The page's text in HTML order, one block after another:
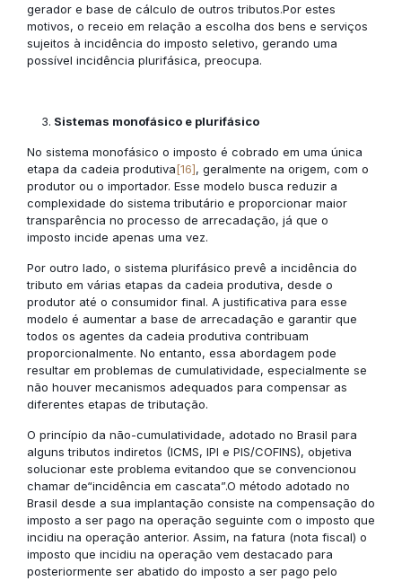
gerador e base de cálculo de outros tributos.Por estes
motivos, o receio em relação a escolha dos bens e serviços
sujeitos à incidência do imposto seletivo, gerando uma
possível incidência plurifásica, preocupa.
Sistemas monofásico e plurifásico
No sistema monofásico o imposto é cobrado em uma única
etapa da cadeia produtiva[16], geralmente na origem, com o
produtor ou o importador. Esse modelo busca reduzir a
complexidade do sistema tributário e proporcionar maior
transparência no processo de arrecadação, já que o
imposto incide apenas uma vez.
Por outro lado, o sistema plurifásico prevê a incidência do
tributo em várias etapas da cadeia produtiva, desde o
produtor até o consumidor final. A justificativa para esse
modelo é aumentar a base de arrecadação e garantir que
todos os agentes da cadeia produtiva contribuam
proporcionalmente. No entanto, essa abordagem pode
resultar em problemas de cumulatividade, especialmente se
não houver mecanismos adequados para compensar as
diferentes etapas de tributação.
O princípio da não-cumulatividade, adotado no Brasil para
alguns tributos indiretos (ICMS, IPI e PIS/COFINS), objetiva
solucionar este problema evitandoo que se convencionou
chamar de“incidência em cascata”.O método adotado no
Brasil desde a sua implantação consiste na compensação do
imposto a ser pago na operação seguinte com o imposto que
incidiu na operação anterior. Assim, na fatura (nota fiscal) o
imposto que incidiu na operação vem destacado para
posteriormente ser abatido do imposto a ser pago pelo